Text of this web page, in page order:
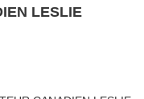
LESLIE